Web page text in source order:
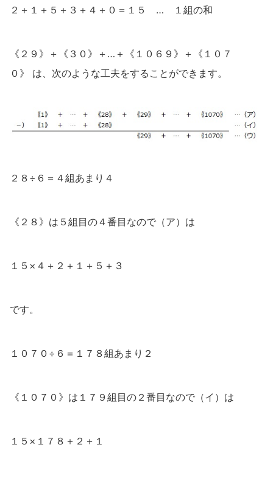
２＋１＋５＋３＋４＋０＝１５ … １組の和
《２９》＋《３０》＋…＋《１０６９》＋《１０７
０》 は、次のような工夫をすることができます。
２８÷６＝４組あまり４
《２８》は５組目の４番目なので（ア）は
１５×４＋２＋１＋５＋３
です。
１０７０÷６＝１７８組あまり２
《１０７０》は１７９組目の２番目なので（イ）は
１５×１７８＋２＋１